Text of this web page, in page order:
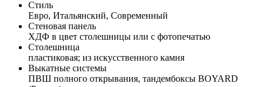
Стиль
Евро, Итальянский, Современный
Стеновая панель
ХДФ в цвет столешницы или с фотопечатью
Столешница
пластиковая; из искусственного камня
Выкатные системы
ПВШ полного открывания, тандембоксы BOYARD